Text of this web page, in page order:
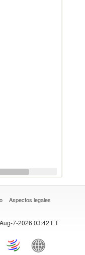
Aspectos legales
7-2026 03:42 ET